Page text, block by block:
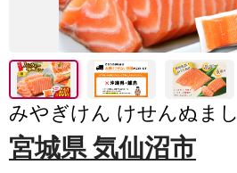
みやぎけん けせんぬまし
宮城県 気仙沼市